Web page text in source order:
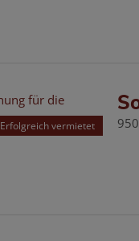
Erfolgreich vermietet